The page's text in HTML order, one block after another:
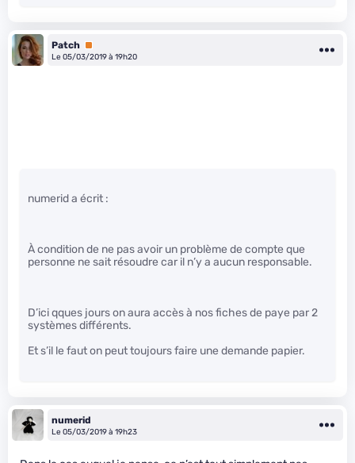
Patch Premium
Le 05/03/2019 à 19h20
numerid a écrit :
À condition de ne pas avoir un problème de compte que
personne ne sait résoudre car il n’y a aucun responsable.
D’ici qques jours on aura accès à nos fiches de paye par 2
systèmes différents.
Et s’il le faut on peut toujours faire une demande papier.
numerid
Le 05/03/2019 à 19h23